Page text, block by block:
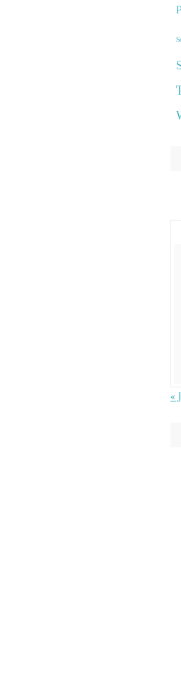
«